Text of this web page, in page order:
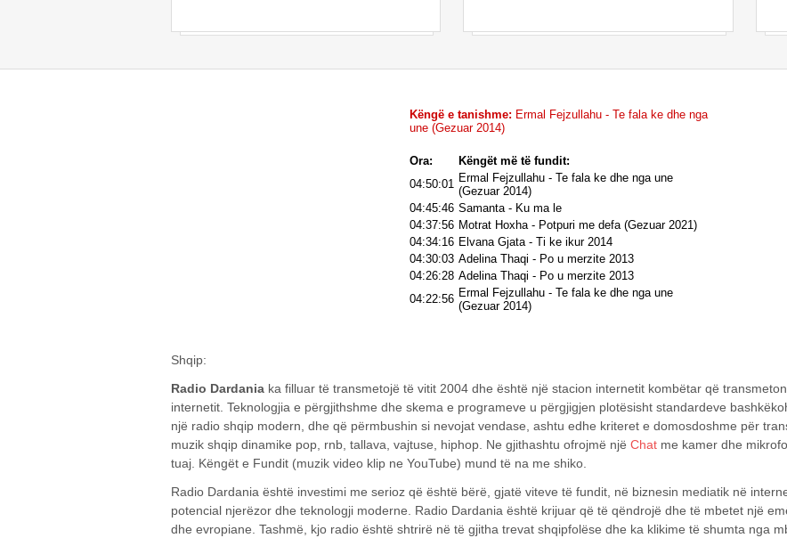
Shqip:
Radio Dardania ka filluar të transmetojë të vitit 2004 dhe është një stacion internetit kombëtar që
internetit. Teknologjia e përgjithshme dhe skema e programeve u përgjigjen plotësisht standardeve
një radio shqip modern, dhe që përmbushin si nevojat vendase, ashtu edhe kriteret e domosdoshme për
muzik shqip dinamike pop, rnb, tallava, vajtuse, hiphop. Ne gjithashtu ofrojmë një Chat me kamer dhe
tuaj. Këngët e Fundit (muzik video klip ne YouTube) mund të na me shiko.
Radio Dardania është investimi me serioz që është bërë, gjatë viteve të fundit, në biznesin mediatik në
potencial njerëzor dhe teknologji moderne. Radio Dardania është krijuar që të qëndrojë dhe të mbetet një
dhe evropiane. Tashmë, kjo radio është shtrirë në të gjitha trevat shqipfolëse dhe ka klikime të shumta nga